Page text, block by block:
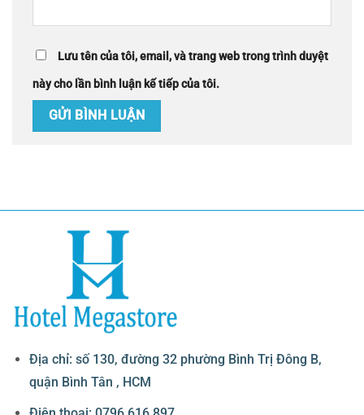
Lưu tên của tôi, email, và trang web trong trình duyệt
này cho lần bình luận kế tiếp của tôi.
Địa chỉ: số 130, đường 32 phường Bình Trị Đông B,
quận Bình Tân , HCM